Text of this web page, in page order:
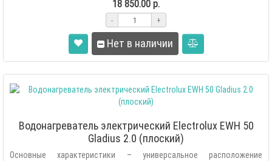
18 850.00 р.
- +
Нет в наличии
Водонагреватель электрический Electrolux EWH 50
Gladius 2.0 (плоский)
Основные характеристики – универсальное расположение